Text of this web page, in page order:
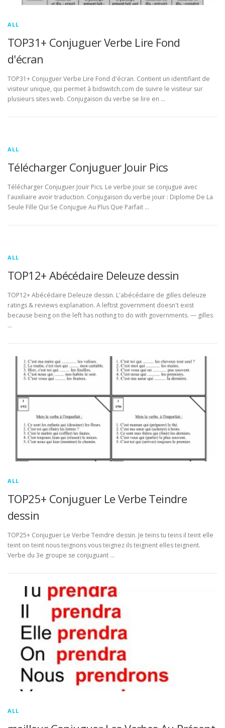
ALL
TOP31+ Conjuguer Verbe Lire Fond
d'écran
TOP31+ Conjuguer Verbe Lire Fond d'écran. Contient un identifiant de
visiteur unique, qui permet à bidswitch.com de suivre le visiteur sur
plusieurs sites web. Conjugaison du verbe se lire en …
ALL
Télécharger Conjuguer Jouir Pics
Télécharger Conjuguer Jouir Pics. Le verbe jouir se conjugue avec
l'auxiliaire avoir traduction. Conjugaison du verbe jouir : Diplome De La
Seule Fille Qui Se Conjugue Au Plus Que Parfait …
ALL
TOP12+ Abécédaire Deleuze dessin
TOP12+ Abécédaire Deleuze dessin. L'abécédaire de gilles deleuze
ratings & reviews explanation. A leftist government doesn't exist
because being on the left has nothing to do with governments. ― gilles
…
ALL
TOP25+ Conjuguer Le Verbe Teindre
dessin
TOP25+ Conjuguer Le Verbe Teindre dessin. Je teins tu teins il teint elle
teint on teint nous teignons vous teignez ils teignent elles teignent.
Verbe du 3e groupe se conjuguant …
ALL